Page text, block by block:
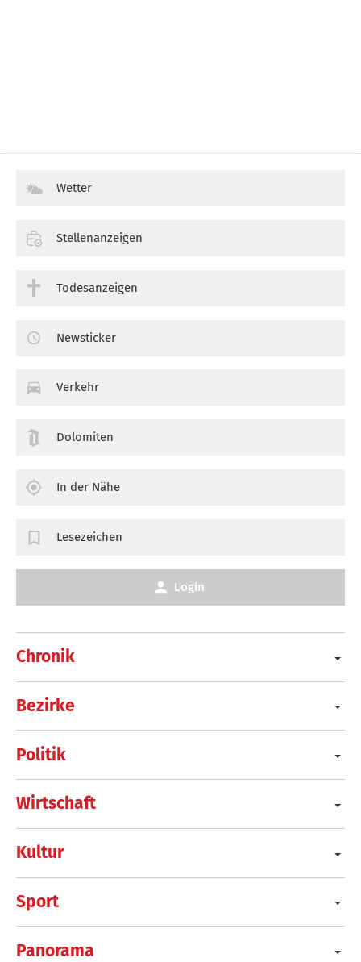
Chronik
Bezirke
Politik
Wirtschaft
Kultur
Sport
Panorama
Wetter
Stellenanzeigen
Todesanzeigen
Newsticker
Verkehr
Dolomiten
In der Nähe
Lesezeichen
Login